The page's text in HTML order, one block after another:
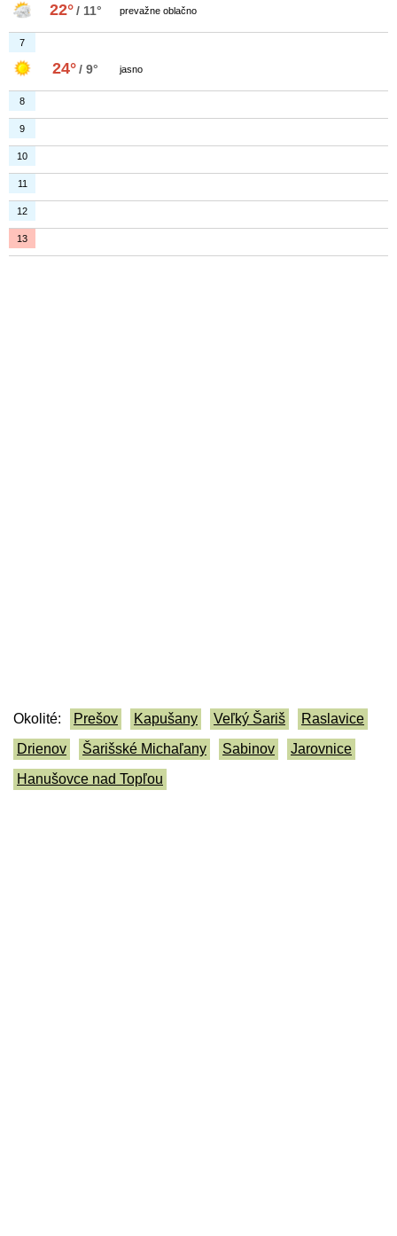
22° / 11° prevažne oblačno
7
24°/ 9° jasno
8
9
10
11
12
13
Okolité: Prešov Kapušany Veľký Šariš
Raslavice
Drienov
Šarišské Michaľany Sabinov
Jarovnice
Hanušovce nad Topľou